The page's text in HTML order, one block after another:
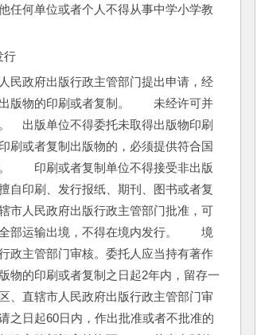
任何单位或者个人不得从事中学小学教
行
民政府出版行政主管部门提出申请，经
版物的印刷或者复制。　　未经许可并
　出版单位不得委托未取得出版物印刷
刷或者复制出版物的，必须提供符合国
　　印刷或者复制单位不得接受非出版
自印刷、发行报纸、期刊、图书或者复
市人民政府出版行政主管部门批准，可
部运输出境，不得在境内发行。　　境
政主管部门审核。委托人应当持有著作
物的印刷或者复制之日起2年内，留存一
、直辖市人民政府出版行政主管部门审
之日起60日内，作出批准或者不批准的